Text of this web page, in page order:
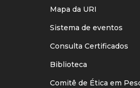
Mapa da URI
Sistema de eventos
Consulta Certificados
Biblioteca
Comitê de Ética em